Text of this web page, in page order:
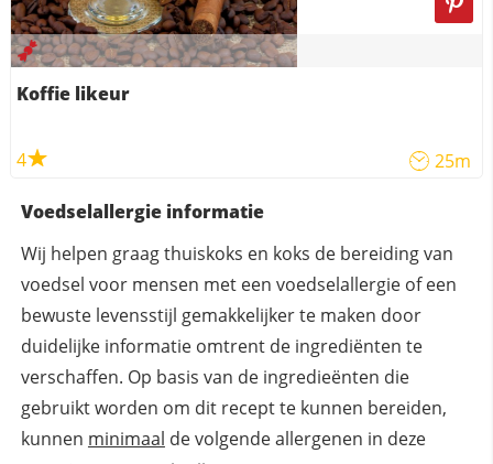
Koffie likeur
4 25m
Voedselallergie informatie
Wij helpen graag thuiskoks en koks de bereiding van
voedsel voor mensen met een voedselallergie of een
bewuste levensstijl gemakkelijker te maken door
duidelijke informatie omtrent de ingrediënten te
verschaffen. Op basis van de ingredieënten die
gebruikt worden om dit recept te kunnen bereiden,
kunnen minimaal de volgende allergenen in deze